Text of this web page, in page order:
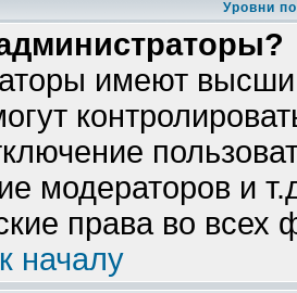
Уровни
имеют
модераторов и
права во всех
началу